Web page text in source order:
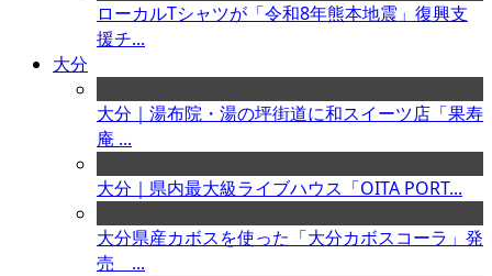
ローカルTシャツが「令和8年熊本地震」復興支
援チ...
大分
大分｜湯布院・湯の坪街道に和スイーツ店「果寿
庵 ...
大分｜県内最大級ライブハウス「OITA PORT...
大分県産カボスを使った「大分カボスコーラ」発
売 ...